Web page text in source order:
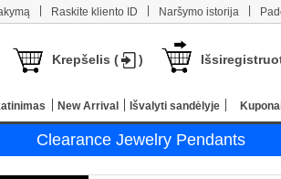
Raskite kliento ID Naršymo istorija
Krepšelis ( )
New Arrival Išvalyti sandėlyje
Clearance Jewelry Pendants